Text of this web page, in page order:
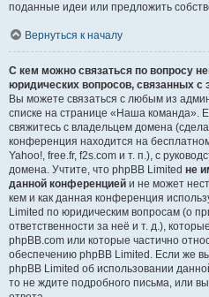
поданные идеи или предложить
Вернуться к началу
С кем можно связаться по вопросу
юридических вопросов, связанных с
Вы можете связаться с любым из
списке на странице «Наша команда».
свяжитесь с владельцем домена
конференция находится на
Yahoo!, free.fr, f2s.com и т. п.), с
домена. Учтите, что phpBB Limited не
данной конференцией и не может
кем и как данная конференция
Limited по юридическим вопросам (о
ответственности за неё и т. д.), которые
phpBB.com или которые частично
обеспечению phpBB Limited. Если же
phpBB Limited об использовании
то не ждите подробного письма, или